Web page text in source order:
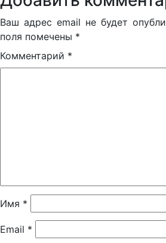
Ваш адрес email не будет
поля помечены *
Комментарий *
Имя *
Email *